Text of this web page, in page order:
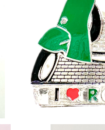
ローマ雑貨 マ